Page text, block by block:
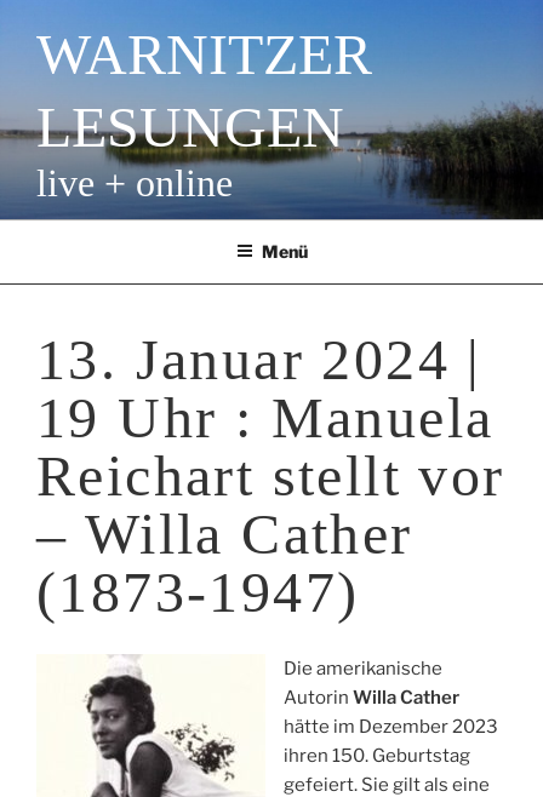
Inhalt
springenWARNITZER
LESUNGEN
live + online
Menü
13. Januar 2024 |
19 Uhr : Manuela
Reichart stellt vor
– Willa Cather
(1873-1947)
Die amerikanische
Autorin Willa Cather
hätte im Dezember 2023
ihren 150. Geburtstag
gefeiert. Sie gilt als eine